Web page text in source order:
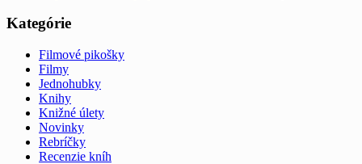
Kategórie
Filmové pikošky
Filmy
Jednohubky
Knihy
Knižné úlety
Novinky
Rebríčky
Recenzie kníh